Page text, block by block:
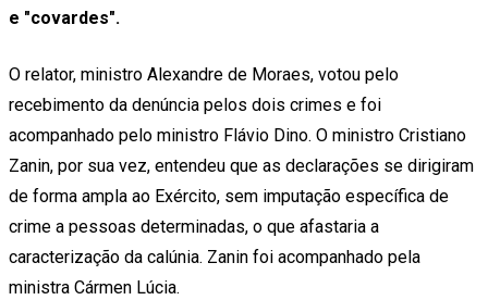
e "covardes".
O relator, ministro Alexandre de Moraes, votou pelo
recebimento da denúncia pelos dois crimes e foi
acompanhado pelo ministro Flávio Dino. O ministro Cristiano
Zanin, por sua vez, entendeu que as declarações se dirigiram
de forma ampla ao Exército, sem imputação específica de
crime a pessoas determinadas, o que afastaria a
caracterização da calúnia. Zanin foi acompanhado pela
ministra Cármen Lúcia.